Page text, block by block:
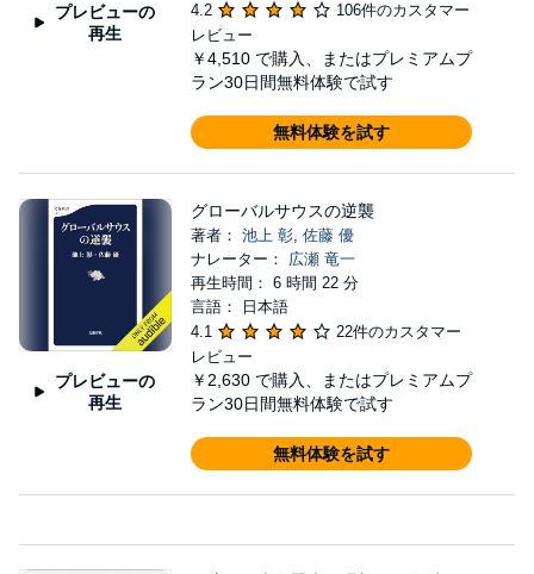
プレビューの
再生
4.2
106件のカスタマー
レビュー
￥4,510 で購入、またはプレミアムプ
ラン30日間無料体験で試す
無料体験を試す
プレビューの
再生
グローバルサウスの逆襲
著者： 池上 彰, 佐藤 優
ナレーター： 広瀬 竜一
再生時間： 6 時間 22 分
言語： 日本語
4.1
22件のカスタマー
レビュー
￥2,630 で購入、またはプレミアムプ
ラン30日間無料体験で試す
無料体験を試す